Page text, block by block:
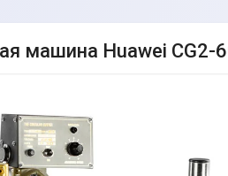
машина Huawei CG2-